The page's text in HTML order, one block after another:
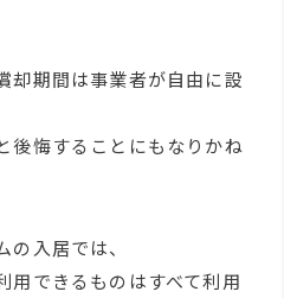
却期間は事業者が自由に設
後悔することにもなりかね
入居では、
用できるものはすべて利用